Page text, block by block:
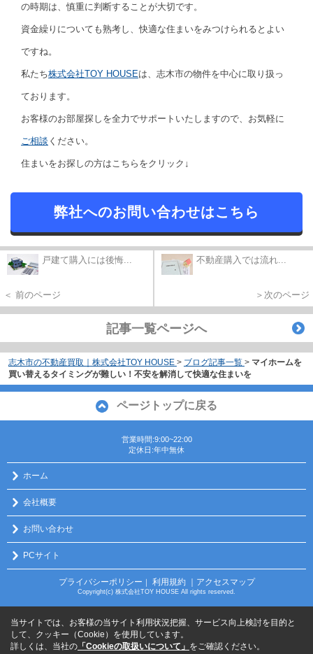
の時期は、慎重に判断することが大切です。
資金繰りについても熟考し、快適な住まいをみつけられるとよい
ですね。
私たち株式会社TOY HOUSEは、志木市の物件を中心に取り扱っ
ております。
お客様のお部屋探しを全力でサポートいたしますので、お気軽に
ご相談 ください。
住まいをお探しの方はこちらをクリック↓
弊社へのお問い合わせはこちら
戸建て購入には後悔...
＜ 前のページ
不動産購入では流れ...
＞次のページ
記事一覧ページへ
志木市の不動産買取｜株式会社TOY HOUSE > ブログ記事一覧 > マイホームを
買い替えるタイミングが難しい！不安を解消して快適な住まいを
ページトップに戻る
営業時間:9:00~22:00
定休日:年中無休
ホーム
会社概要
お問い合わせ
PCサイト
プライバシーポリシー ｜ 利用規約 ｜アクセスマップ
Copyright(c) 株式会社TOY HOUSE All rights reserved.
当サイトでは、お客様の当サイト利用状況把握、サービス向上検討を目的と
して、クッキー（Cookie）を使用しています。
詳しくは、当社の 「Cookieの取扱いについて」 をご確認ください。